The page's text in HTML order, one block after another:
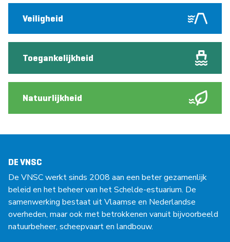
Veiligheid
Toegankelijkheid
Natuurlijkheid
DE VNSC
De VNSC werkt sinds 2008 aan een beter gezamenlijk
beleid en het beheer van het Schelde-estuarium. De
samenwerking bestaat uit Vlaamse en Nederlandse
overheden, maar ook met betrokkenen vanuit bijvoorbeeld
natuurbeheer, scheepvaart en landbouw.